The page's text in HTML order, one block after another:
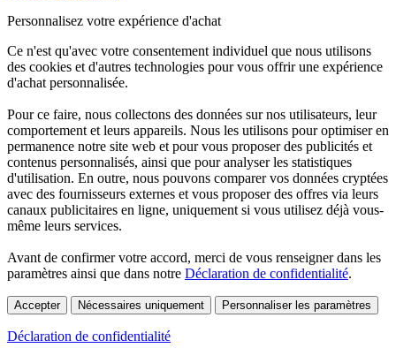
Personnalisez votre expérience d'achat
Ce n'est qu'avec votre consentement individuel que nous utilisons
des cookies et d'autres technologies pour vous offrir une expérience
d'achat personnalisée.
Pour ce faire, nous collectons des données sur nos utilisateurs, leur
comportement et leurs appareils. Nous les utilisons pour optimiser en
permanence notre site web et pour vous proposer des publicités et
contenus personnalisés, ainsi que pour analyser les statistiques
d'utilisation. En outre, nous pouvons comparer vos données cryptées
avec des fournisseurs externes et vous proposer des offres via leurs
canaux publicitaires en ligne, uniquement si vous utilisez déjà vous-
même leurs services.
Avant de confirmer votre accord, merci de vous renseigner dans les
paramètres ainsi que dans notre Déclaration de confidentialité.
Accepter Nécessaires uniquement Personnaliser les paramètres
Déclaration de confidentialité